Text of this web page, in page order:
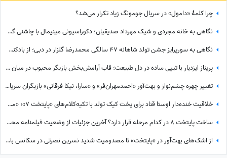
چرا کلمۀ «دامول» در سریال جومونگ زیاد تکرار می‌شد؟
نگاهی به خانه مجردی و شیک مهرداد صدیقیان؛ دکوراسیونی مینیمال با چاشنی گل و گیاه و حال‌وهوای اروپایی + عکس
نگاهی به سورپرایز جشن تولد شاهانه 47 سالگی محمدرضا گلزار در دبی؛ از بادکنک‌آرایی لاکچری آیسان خانم تا کادوهای ویژه + عکس
پریناز ایزدیار با تیپی ساده در دل طبیعت؛ قاب آرامش‌بخش بازیگر محبوب در میان جنگل سرسبز
تغییر چهره چشم‌نواز و بهت‌آور «احمدمهران‌فر» و «سارا، نیکا فرقانی» بازیگران سریال نوستالژی «پایتخت» در گذر زمان
خلاقیت خنده‌دار اوستا قناد برای پخت کیک تولد با تکیه‌کلام‌های «پایتخت 7»؛ «من یلی بیمه، من جنگی بیمه!» + فیلم
ساخت پایتخت 8 در کدام مرحله قرار دارد؟ آخرین جزئیات از وضعیت فیلمنامه محبوب‌ترین سریال ایرانی
از اشک‌های بهت‌آور در «پایتخت» تا مصدومیت شدید نسرین نصرتی در سکانس بالون؛ فهیمه «پایتخت» از روزهای سخت بازیگری‌اش گفت